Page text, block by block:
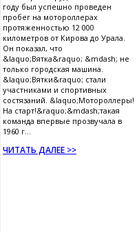
году был успешно проведен
пробег на мотороллерах
протяженностью 12 000
километров от Кирова до Урала.
Он показал, что
&laquo;Вятка&raquo; &mdash; не
только городская машина.
&laquo;Вятки&raquo; стали
участниками и спортивных
состязаний. &laquo;Мотороллеры!
На старт!&raquo;&mdash;такая
команда впервые прозвучала в
1960 г...
ЧИТАТЬ ДАЛЕЕ >>